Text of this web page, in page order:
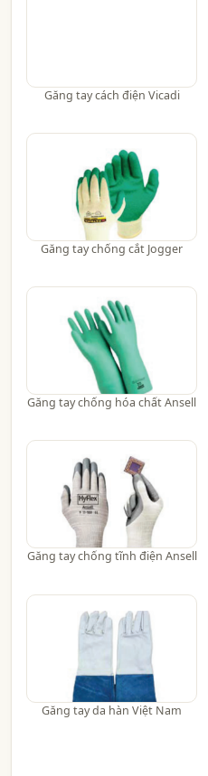
Găng tay cách điện Vicadi
Găng tay chống cắt Jogger
Găng tay chống hóa chất Ansell
Găng tay chống tĩnh điện Ansell
Găng tay da hàn Việt Nam